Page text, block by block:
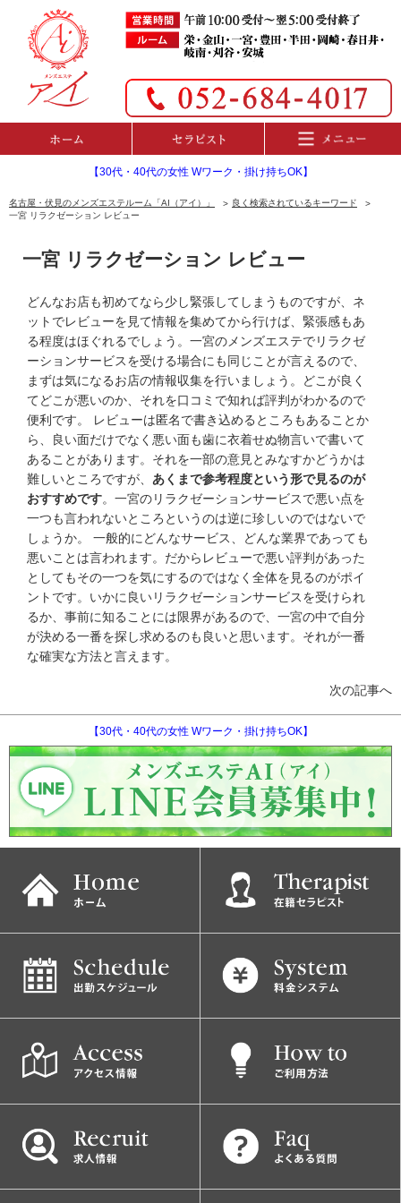
【30代・40代の女性 Wワーク・掛け持ちOK】
名古屋・伏見のメンズエステルーム「AI（アイ）」
良く検索されているキーワード
一宮 リラクゼーション レビュー
一宮 リラクゼーション レビュー
どんなお店も初めてなら少し緊張してしまうものですが、ネ
ットでレビューを見て情報を集めてから行けば、緊張感もあ
る程度はほぐれるでしょう。一宮のメンズエステでリラクゼ
ーションサービスを受ける場合にも同じことが言えるので、
まずは気になるお店の情報収集を行いましょう。どこが良く
てどこが悪いのか、それを口コミで知れば評判がわかるので
便利です。 レビューは匿名で書き込めるところもあることか
ら、良い面だけでなく悪い面も歯に衣着せぬ物言いで書いて
あることがあります。それを一部の意見とみなすかどうかは
難しいところですが、 あくまで参考程度という形で見るのが
おすすめです。一宮のリラクゼーションサービスで悪い点を
一つも言われないところというのは逆に珍しいのではないで
しょうか。 一般的にどんなサービス、どんな業界であっても
悪いことは言われます。だからレビューで悪い評判があった
としてもその一つを気にするのではなく全体を見るのがポイ
ントです。いかに良いリラクゼーションサービスを受けられ
るか、事前に知ることには限界があるので、一宮の中で自分
が決める一番を探し求めるのも良いと思います。それが一番
な確実な方法と言えます。
次の記事へ
【30代・40代の女性 Wワーク・掛け持ちOK】